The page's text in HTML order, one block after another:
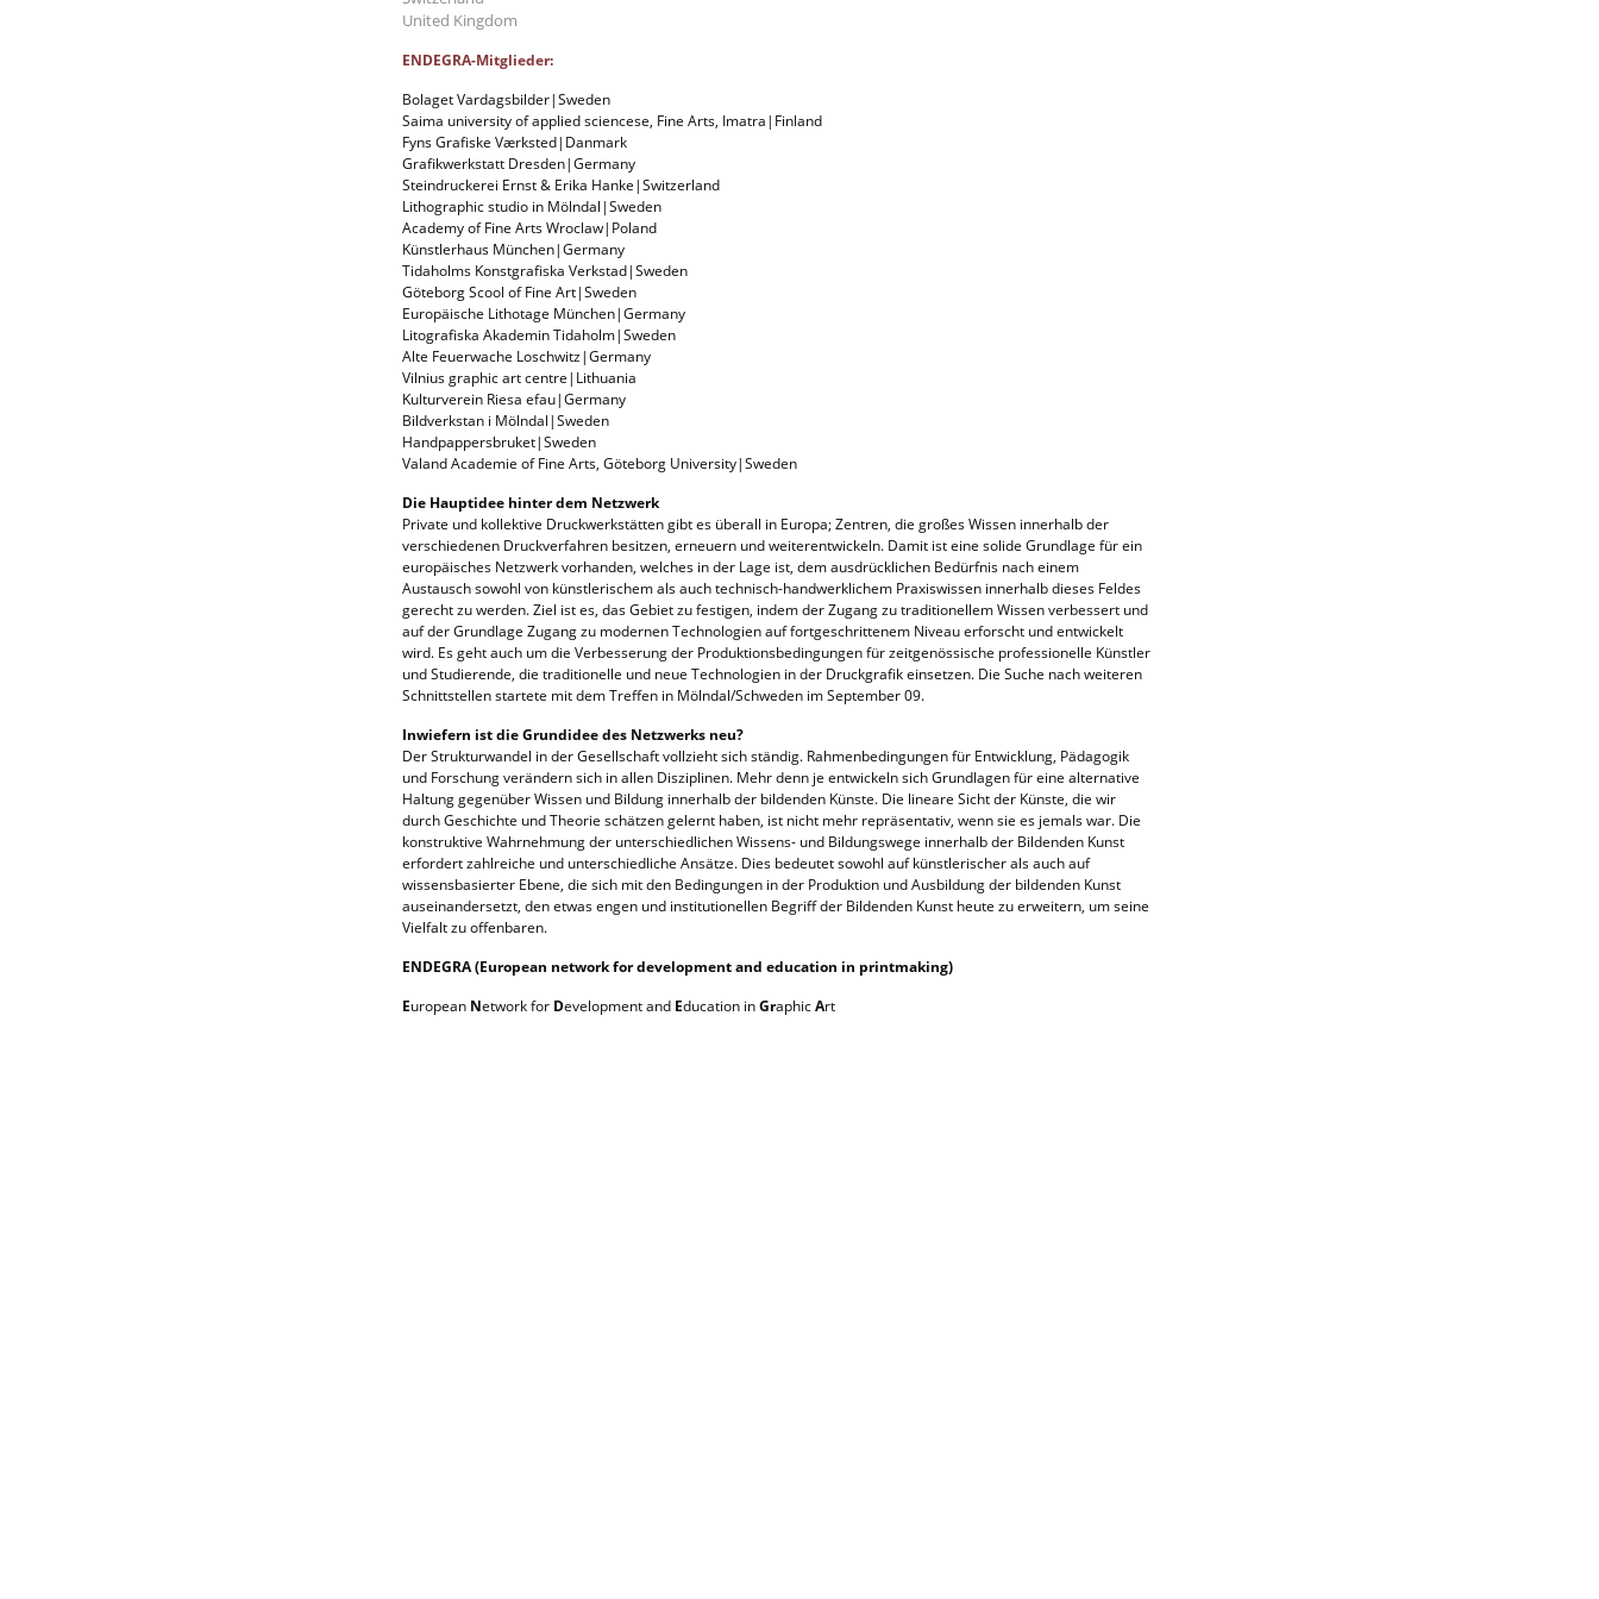
United Kingdom
ENDEGRA-Mitglieder:
Bolaget Vardagsbilder|Sweden
Saima university of applied sciencese, Fine Arts, Imatra|Finland
Fyns Grafiske Værksted|Danmark
Grafikwerkstatt Dresden|Germany
Steindruckerei Ernst & Erika Hanke|Switzerland
Lithographic studio in Mölndal|Sweden
Academy of Fine Arts Wroclaw|Poland
Künstlerhaus München|Germany
Tidaholms Konstgrafiska Verkstad|Sweden
Göteborg Scool of Fine Art|Sweden
Europäische Lithotage München|Germany
Litografiska Akademin Tidaholm|Sweden
Alte Feuerwache Loschwitz|Germany
Vilnius graphic art centre|Lithuania
Kulturverein Riesa efau|Germany
Bildverkstan i Mölndal|Sweden
Handpappersbruket|Sweden
Valand Academie of Fine Arts, Göteborg University|Sweden
Die Hauptidee hinter dem Netzwerk
Private und kollektive Druckwerkstätten gibt es überall in Europa; Zentren, die großes Wissen innerhalb der
verschiedenen Druckverfahren besitzen, erneuern und weiterentwickeln. Damit ist eine solide Grundlage für ein
europäisches Netzwerk vorhanden, welches in der Lage ist, dem ausdrücklichen Bedürfnis nach einem
Austausch sowohl von künstlerischem als auch technisch-handwerklichem Praxiswissen innerhalb dieses Feldes
gerecht zu werden. Ziel ist es, das Gebiet zu festigen, indem der Zugang zu traditionellem Wissen verbessert und
auf der Grundlage Zugang zu modernen Technologien auf fortgeschrittenem Niveau erforscht und entwickelt
wird. Es geht auch um die Verbesserung der Produktionsbedingungen für zeitgenössische professionelle Künstler
und Studierende, die traditionelle und neue Technologien in der Druckgrafik einsetzen. Die Suche nach weiteren
Schnittstellen startete mit dem Treffen in Mölndal/Schweden im September 09.
Inwiefern ist die Grundidee des Netzwerks neu?
Der Strukturwandel in der Gesellschaft vollzieht sich ständig. Rahmenbedingungen für Entwicklung, Pädagogik
und Forschung verändern sich in allen Disziplinen. Mehr denn je entwickeln sich Grundlagen für eine alternative
Haltung gegenüber Wissen und Bildung innerhalb der bildenden Künste. Die lineare Sicht der Künste, die wir
durch Geschichte und Theorie schätzen gelernt haben, ist nicht mehr repräsentativ, wenn sie es jemals war. Die
konstruktive Wahrnehmung der unterschiedlichen Wissens- und Bildungswege innerhalb der Bildenden Kunst
erfordert zahlreiche und unterschiedliche Ansätze. Dies bedeutet sowohl auf künstlerischer als auch auf
wissensbasierter Ebene, die sich mit den Bedingungen in der Produktion und Ausbildung der bildenden Kunst
auseinandersetzt, den etwas engen und institutionellen Begriff der Bildenden Kunst heute zu erweitern, um seine
Vielfalt zu offenbaren.
ENDEGRA(European network for development and education in printmaking)
European Network for Development and Education inGraphicArt